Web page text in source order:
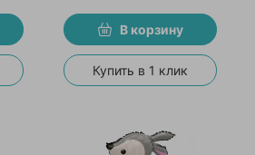
В корзину
Купить в 1 клик